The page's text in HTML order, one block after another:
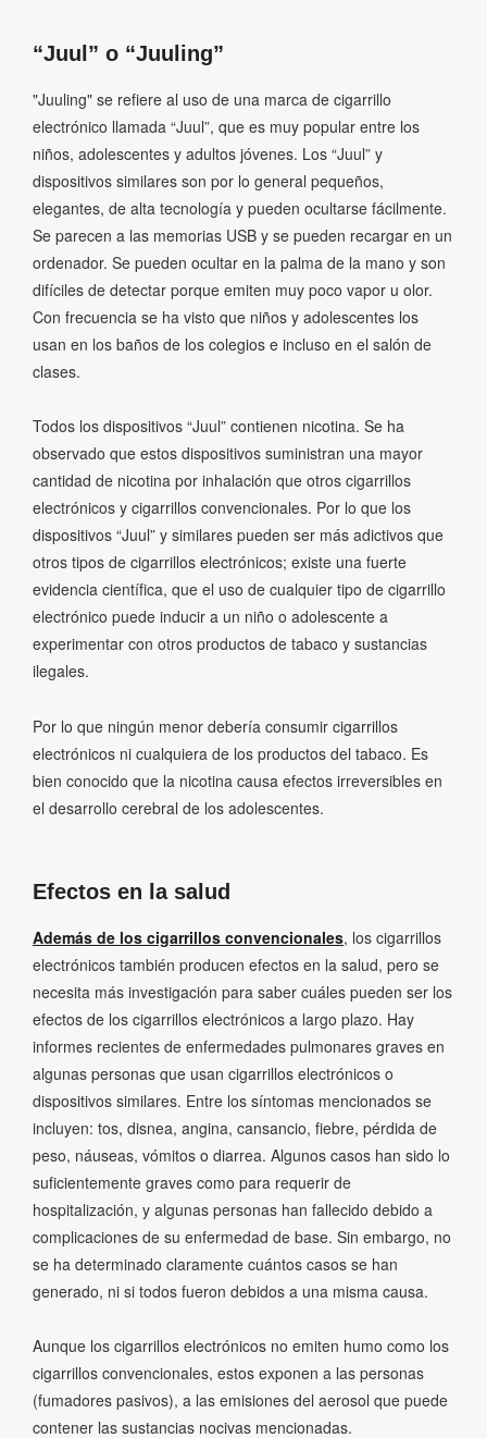
“Juul” o “Juuling”
"Juuling" se refiere al uso de una marca de cigarrillo
electrónico llamada “Juul”, que es muy popular entre los
niños, adolescentes y adultos jóvenes. Los “Juul” y
dispositivos similares son por lo general pequeños,
elegantes, de alta tecnología y pueden ocultarse fácilmente.
Se parecen a las memorias USB y se pueden recargar en un
ordenador. Se pueden ocultar en la palma de la mano y son
difíciles de detectar porque emiten muy poco vapor u olor.
Con frecuencia se ha visto que niños y adolescentes los
usan en los baños de los colegios e incluso en el salón de
clases.
Todos los dispositivos “Juul” contienen nicotina. Se ha
observado que estos dispositivos suministran una mayor
cantidad de nicotina por inhalación que otros cigarrillos
electrónicos y cigarrillos convencionales. Por lo que los
dispositivos “Juul” y similares pueden ser más adictivos que
otros tipos de cigarrillos electrónicos; existe una fuerte
evidencia científica, que el uso de cualquier tipo de cigarrillo
electrónico puede inducir a un niño o adolescente a
experimentar con otros productos de tabaco y sustancias
ilegales.
Por lo que ningún menor debería consumir cigarrillos
electrónicos ni cualquiera de los productos del tabaco. Es
bien conocido que la nicotina causa efectos irreversibles en
el desarrollo cerebral de los adolescentes.
Efectos en la salud
Además de los cigarrillos convencionales, los cigarrillos
electrónicos también producen efectos en la salud, pero se
necesita más investigación para saber cuáles pueden ser los
efectos de los cigarrillos electrónicos a largo plazo. Hay
informes recientes de enfermedades pulmonares graves en
algunas personas que usan cigarrillos electrónicos o
dispositivos similares. Entre los síntomas mencionados se
incluyen: tos, disnea, angina, cansancio, fiebre, pérdida de
peso, náuseas, vómitos o diarrea. Algunos casos han sido lo
suficientemente graves como para requerir de
hospitalización, y algunas personas han fallecido debido a
complicaciones de su enfermedad de base. Sin embargo, no
se ha determinado claramente cuántos casos se han
generado, ni si todos fueron debidos a una misma causa.
Aunque los cigarrillos electrónicos no emiten humo como los
cigarrillos convencionales, estos exponen a las personas
(fumadores pasivos), a las emisiones del aerosol que puede
contener las sustancias nocivas mencionadas.